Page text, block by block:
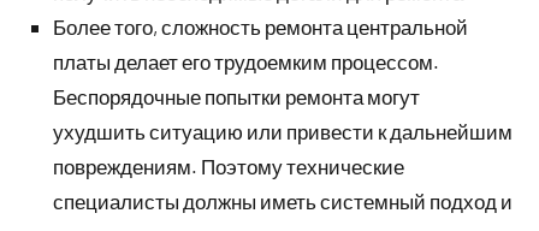
Более того, сложность ремонта центральной
платы делает его трудоемким процессом.
Беспорядочные попытки ремонта могут
ухудшить ситуацию или привести к дальнейшим
повреждениям. Поэтому технические
специалисты должны иметь системный подход и